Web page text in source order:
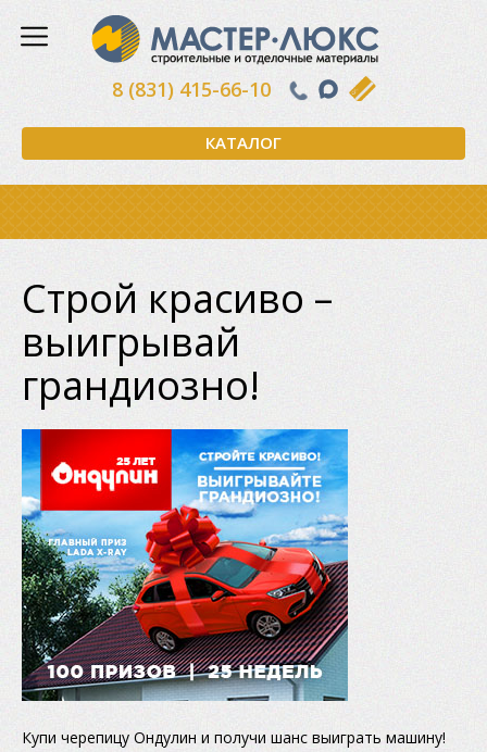
КАТАЛОГ
8 (831) 415-66-10
Строй красиво –
выигрывай
грандиозно!
Купи черепицу Ондулин и получи шанс выиграть машину!